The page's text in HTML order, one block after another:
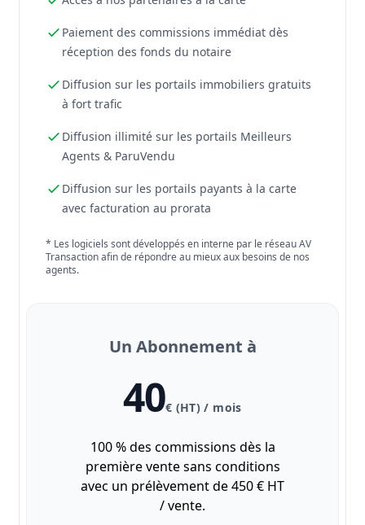
Paiement des commissions immédiat dès
réception des fonds du notaire
Diffusion sur les portails immobiliers gratuits
à fort trafic
Diffusion illimité sur les portails Meilleurs
Agents & ParuVendu
Diffusion sur les portails payants à la carte
avec facturation au prorata
* Les logiciels sont développés en interne par le réseau AV
Transaction afin de répondre au mieux aux besoins de nos
agents.
Un Abonnement à
40€ (HT) / mois
100 % des commissions dès la
première vente sans conditions
avec un prélèvement de 450 € HT
/ vente.